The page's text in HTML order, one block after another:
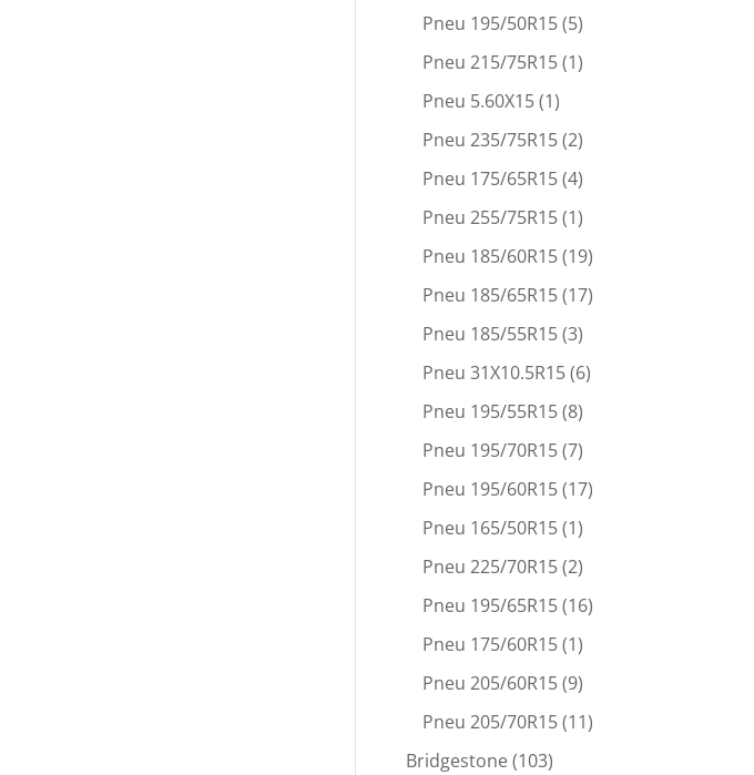
Pneu 195/50R15(5)
Pneu 215/75R15(1)
Pneu 5.60X15(1)
Pneu 235/75R15(2)
Pneu 175/65R15(4)
Pneu 255/75R15(1)
Pneu 185/60R15(19)
Pneu 185/65R15(17)
Pneu 185/55R15(3)
Pneu 31X10.5R15(6)
Pneu 195/55R15(8)
Pneu 195/70R15(7)
Pneu 195/60R15(17)
Pneu 165/50R15(1)
Pneu 225/70R15(2)
Pneu 195/65R15(16)
Pneu 175/60R15(1)
Pneu 205/60R15(9)
Pneu 205/70R15(11)
Bridgestone(103)